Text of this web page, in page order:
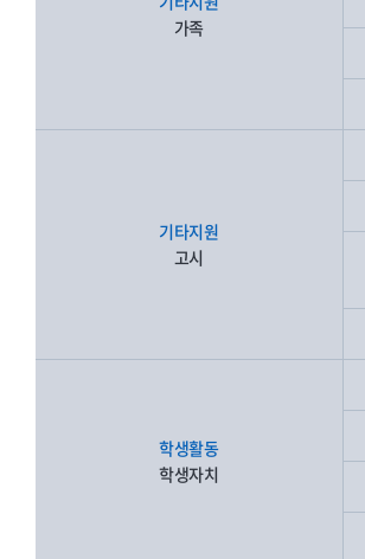
가족
기타지원
고시
학생활동
학생자치